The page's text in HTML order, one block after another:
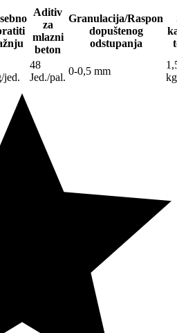
Aditiv
za
mlazni
beton
Granulacija/Raspon
dopuštenog
odstupanja
jed.
48
Jed./pal.
0-0,5 mm